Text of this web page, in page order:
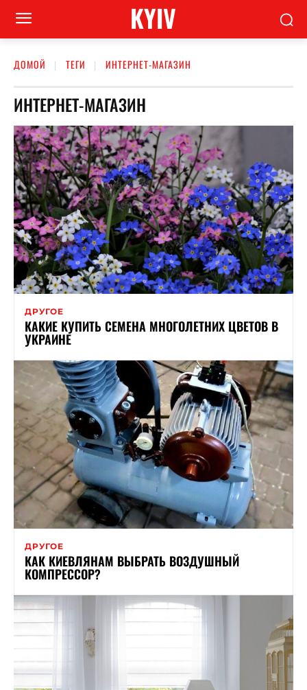
KYIV
ДОМОЙ ТЕГИ ИНТЕРНЕТ-МАГАЗИН
ИНТЕРНЕТ-МАГАЗИН
ДРУГОЕ
КАКИЕ КУПИТЬ СЕМЕНА МНОГОЛЕТНИХ ЦВЕТОВ В
УКРАИНЕ
ДРУГОЕ
КАК КИЕВЛЯНАМ ВЫБРАТЬ ВОЗДУШНЫЙ
КОМПРЕССОР?